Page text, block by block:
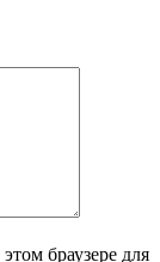
браузере для